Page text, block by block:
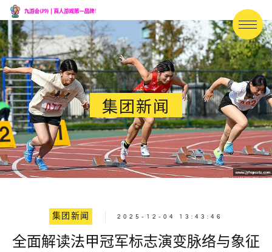
集团新闻
集团新闻 2025-12-04 13:43:46
全面解读法甲冠军标志演变脉络与象征